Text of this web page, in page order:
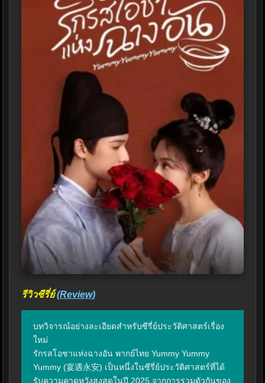
รีวิวซีรี่ย์(Review)
บทวิจารณ์อย่างละเอียดสำหรับซีรี่ย์ประวัติศาสตร์เรื่อง
ใหม่
รักรสโอชาแห่งฉางอัน พากย์ไทย Yummy Yummy
Yummy (宴遇永安) เป็นหนึ่งในซีรี่ย์ประวัติศาสตร์ที่ได้
รับความคาดหวังสูงสุดในปี 2025 จากการรวมตัวกันของ